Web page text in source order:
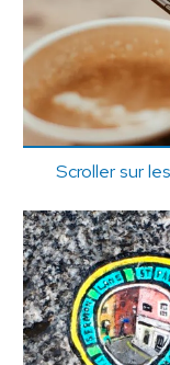
Scroller sur